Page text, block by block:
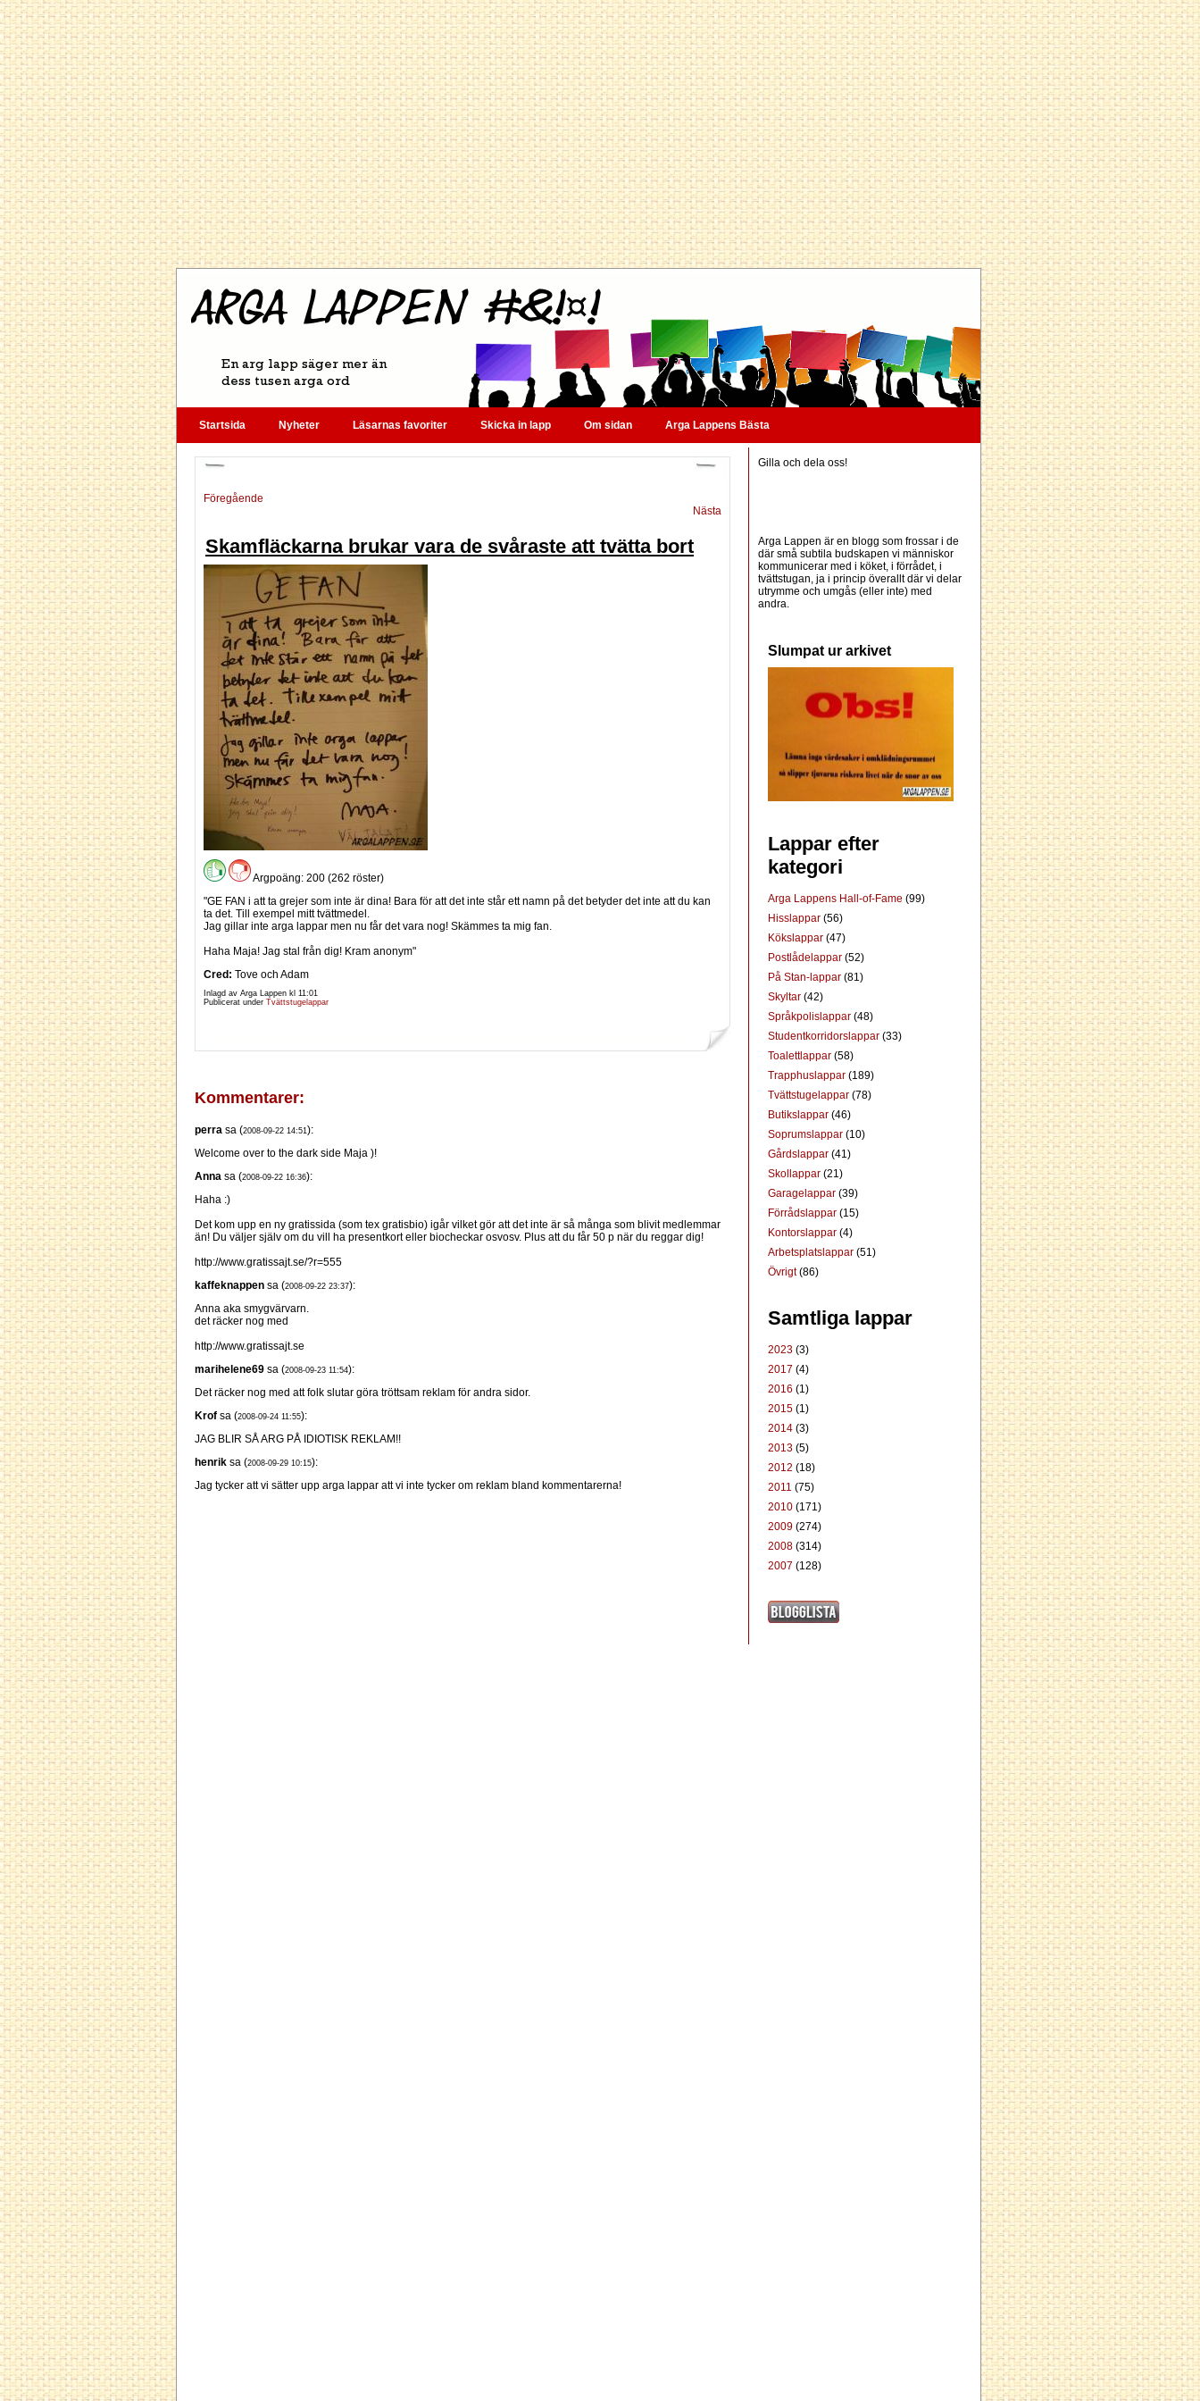
Startsida Nyheter Läsarnas favoriter Skicka in lapp Om sidan Arga Lappens Bästa
Föregående
Nästa
Skamfläckarna brukar vara de svåraste att tvätta bort
Argpoäng: 200 (262 röster)
"GE FAN i att ta grejer som inte är dina! Bara för att det inte står ett namn på det betyder det inte att du kan
ta det. Till exempel mitt tvättmedel.
Jag gillar inte arga lappar men nu får det vara nog! Skämmes ta mig fan.
Haha Maja! Jag stal från dig! Kram anonym"
Cred: Tove och Adam
Inlagd av Arga Lappen kl 11:01
Publicerat under Tvättstugelappar
Kommentarer:
perra sa (2008-09-22 14:51):
Welcome over to the dark side Maja )!
Anna sa (2008-09-22 16:36):
Haha :)
Det kom upp en ny gratissida (som tex gratisbio) igår vilket gör att det inte är så många som blivit medlemmar
än! Du väljer själv om du vill ha presentkort eller biocheckar osvosv. Plus att du får 50 p när du reggar dig!
http://www.gratissajt.se/?r=555
kaffeknappen sa (2008-09-22 23:37):
Anna aka smygvärvarn.
det räcker nog med
http://www.gratissajt.se
marihelene69 sa (2008-09-23 11:54):
Det räcker nog med att folk slutar göra tröttsam reklam för andra sidor.
Krof sa (2008-09-24 11:55):
JAG BLIR SÅ ARG PÅ IDIOTISK REKLAM!!
henrik sa (2008-09-29 10:15):
Jag tycker att vi sätter upp arga lappar att vi inte tycker om reklam bland kommentarerna!
Gilla och dela oss!
Arga Lappen är en blogg som frossar i de
där små subtila budskapen vi människor
kommunicerar med i köket, i förrådet, i
tvättstugan, ja i princip överallt där vi delar
utrymme och umgås (eller inte) med
andra.
Slumpat ur arkivet
Lappar efter
kategori
Arga Lappens Hall-of-Fame (99)
Hisslappar (56)
Kökslappar (47)
Postlådelappar (52)
På Stan-lappar (81)
Skyltar (42)
Språkpolislappar (48)
Studentkorridorslappar (33)
Toalettlappar (58)
Trapphuslappar (189)
Tvättstugelappar (78)
Butikslappar (46)
Soprumslappar (10)
Gårdslappar (41)
Skollappar (21)
Garagelappar (39)
Förrådslappar (15)
Kontorslappar (4)
Arbetsplatslappar (51)
Övrigt(86)
Samtliga lappar
2023 (3)
2017 (4)
2016 (1)
2015 (1)
2014 (3)
2013 (5)
2012 (18)
2011 (75)
2010 (171)
2009 (274)
2008 (314)
2007 (128)